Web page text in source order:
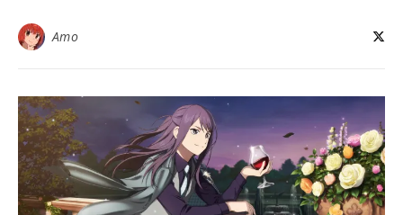
Amo